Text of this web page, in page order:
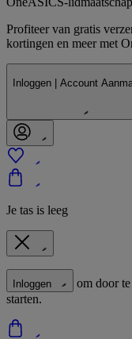
Profiteer van gratis
kortingen en meer met
Inloggen | Account
Je tas is leeg
Inloggen
om door
starten.